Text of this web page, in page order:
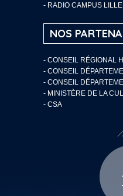
- RADIO CAMPUS LILLE
NOS
- CONSEIL RÉGIONAL
- CONSEIL
- CONSEIL
- MINISTÈRE DE LA
- CSA